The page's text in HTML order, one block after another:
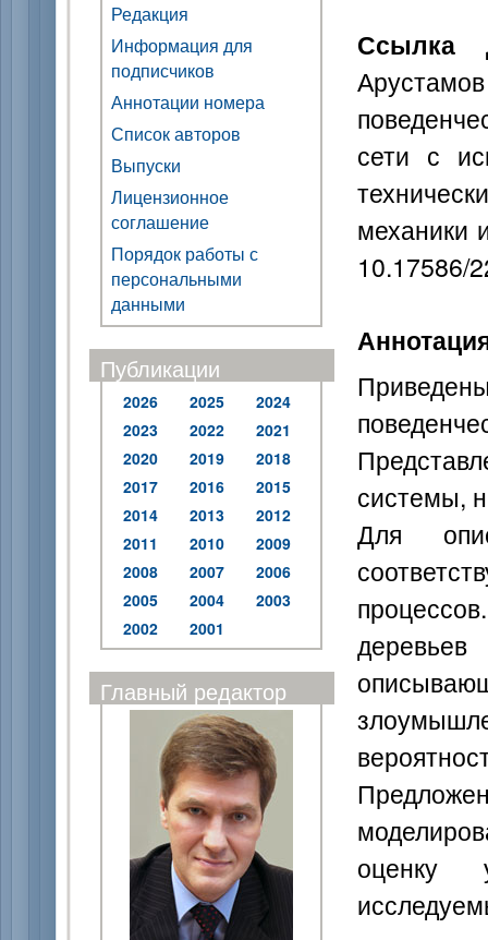
Редакция
Информация для
подписчиков
Аннотации номера
Список авторов
Выпуски
Лицензионное
соглашение
Порядок работы с
персональными
данными
Публикации
2026 2025
2024
2023
2022
2021
2020
2019
2018
2017
2016
2015
2014
2013
2012
2011
2010
2009
2008
2007
2006
2005
2004
2003
2002
2001
Главный редактор
Ссылка
сети с
механики
10.17586/
системы,
Для
оценку